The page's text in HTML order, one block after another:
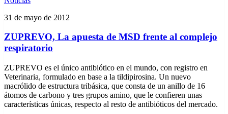
31 de mayo de 2012
ZUPREVO, La apuesta de MSD frente al complejo
respiratorio
ZUPREVO es el único antibiótico en el mundo, con registro en
Veterinaria, formulado en base a la tildipirosina. Un nuevo
macrólido de estructura tribásica, que consta de un anillo de 16
átomos de carbono y tres grupos amino, que le confieren unas
características únicas, respecto al resto de antibióticos del mercado.